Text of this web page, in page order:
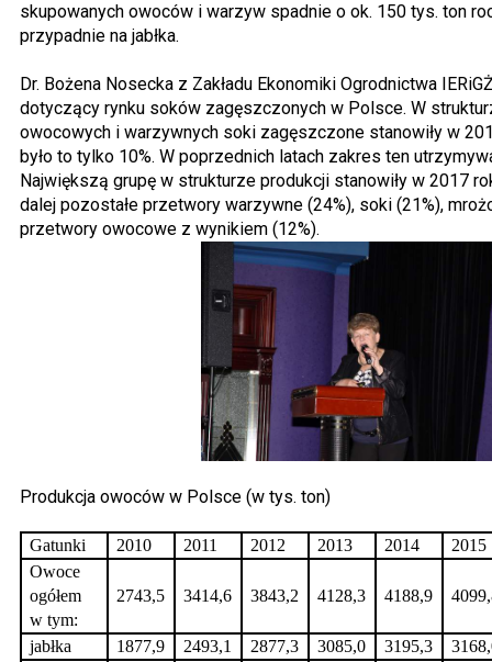
skupowanych owoców i warzyw spadnie o ok. 150 tys. ton
przypadnie na jabłka.
Dr. Bożena Nosecka z Zakładu Ekonomiki Ogrodnictwa
dotyczący rynku soków zagęszczonych w Polsce. W
owocowych i warzywnych soki zagęszczone stanowiły w
było to tylko 10%. W poprzednich latach zakres ten
Największą grupę w strukturze produkcji stanowiły w 2017
dalej pozostałe przetwory warzywne (24%), soki (21%),
przetwory owocowe z wynikiem (12%).
Produkcja owoców w Polsce (w tys. ton)
Gatunki 2010 2011 2012 2013 2014
2015
Owoce
ogółem
w tym:
2743,5 3414,6 3843,2 4128,3 4188,9
jabłka 1877,9 2493,1 2877,3 3085,0 3195,3